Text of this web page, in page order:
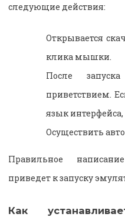
следующие действия:
Открывается
клика мышки.
После
приветствием.
язык
Осуществить
Правильное
приведет к запуску
Как